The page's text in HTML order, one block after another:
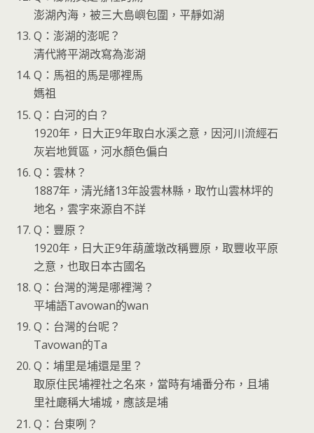
澎湖內海，被三大島嶼包圍，平靜如湖
Q：澎湖的澎呢？
清代將平湖改寫為澎湖
Q：馬祖的馬是哪裡馬
媽祖
Q：白河的白？
1920年，日大正9年取白水溪之意，因河川流經石
灰岩地質區，河水顏色偏白
Q：雲林？
1887年，清光緒13年設雲林縣，取竹山雲林坪的
地名，雲字來源自不詳
Q：豐原？
1920年，日大正9年葫蘆墩改稱豐原，取豐收平原
之意，也取日本古國名
Q：台灣的灣是哪裡灣？
平埔語Tavowan的wan
Q：台灣的台呢？
Tavowan的Ta
Q：埔里是埔還是里？
取原住民埔裡社之名來，當時有埔番分布，且埔
里社廰稱大埔城，應該是埔
Q：台東咧？